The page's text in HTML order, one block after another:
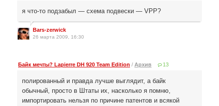
я что-то подзабыл — схема подвески — VPP?
Bars-zerwick
26 марта 2009, 16:30
Байк мечты? Lapierre DH 920 Team Edition / Архив 13
полированный и правда лучше выглядит, а байк
обычный, просто в Штаты их, насколько я помню,
импортировать нельзя по причине патентов и всякой